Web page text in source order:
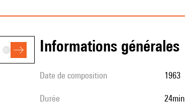
informations générales
date de composition 1963
durée 24min